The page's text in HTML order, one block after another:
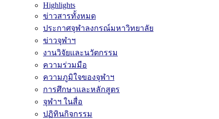
Highlights
ข่าวสารทั้งหมด
ประกาศจุฬาลงกรณ์มหาวิทยาลัย
ข่าวจุฬาฯ
งานวิจัยและนวัตกรรม
ความร่วมมือ
ความภูมิใจของจุฬาฯ
การศึกษาและหลักสูตร
จุฬาฯ ในสื่อ
ปฏิทินกิจกรรม